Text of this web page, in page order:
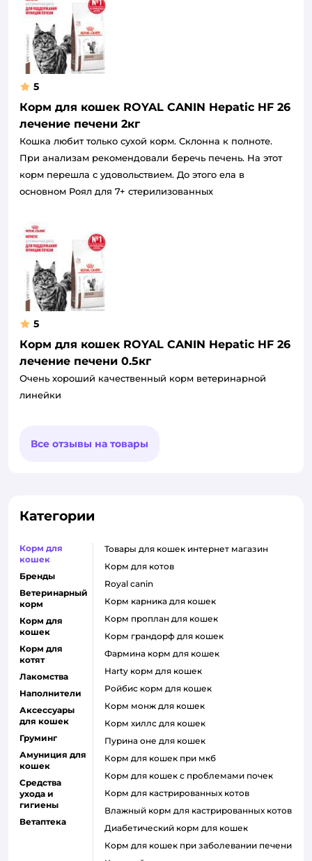
5
Корм для кошек ROYAL CANIN Hepatic HF 26
лечение печени 2кг
Кошка любит только сухой корм. Склонна к полноте.
При анализам рекомендовали беречь печень. На этот
корм перешла с удовольствием. До этого ела в
основном Роял для 7+ стерилизованных
5
Корм для кошек ROYAL CANIN Hepatic HF 26
лечение печени 0.5кг
Очень хороший качественный корм ветеринарной
линейки
Все отзывы на товары
Категории
Корм для
кошек
Бренды
Ветеринарный
корм
Корм для
кошек
Корм для
котят
Лакомства
Наполнители
Аксессуары
для кошек
Груминг
Амуниция для
кошек
Средства
ухода и
гигиены
Ветаптека
товары для кошек интернет магазин
корм для котов
royal canin
корм карника для кошек
корм проплан для кошек
корм грандорф для кошек
фармина корм для кошек
harty корм для кошек
ройбис корм для кошек
корм монж для кошек
корм хиллс для кошек
пурина оне для кошек
корм для кошек при мкб
корм для кошек с проблемами почек
Корм для кастрированных котов
влажный корм для кастрированных котов
диабетический корм для кошек
корм для кошек при заболевании печени